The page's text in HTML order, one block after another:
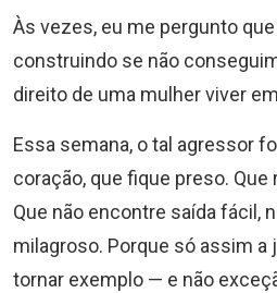
Às vezes, eu me pergunto
construindo se não
direito de uma mulher viver
Essa semana, o tal agressor
coração, que fique preso.
Que não encontre saída fácil,
milagroso. Porque só assim a
tornar exemplo — e não